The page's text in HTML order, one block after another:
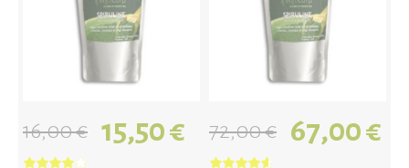
16,00 € 15,50 € 72,00 € 67,00 €